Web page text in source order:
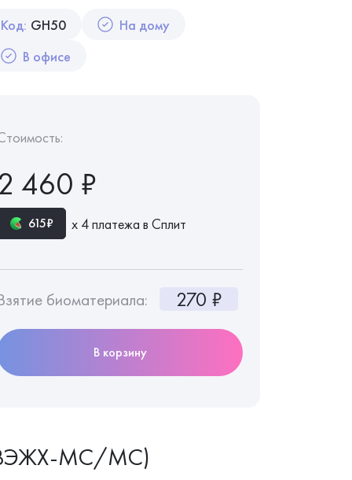
Код: GH50
На дому
В офисе
460 ₽
615₽ х 4 платежа в Сплит
биоматериала: 270 ₽
В корзину
(ВЭЖХ-МС/МС)